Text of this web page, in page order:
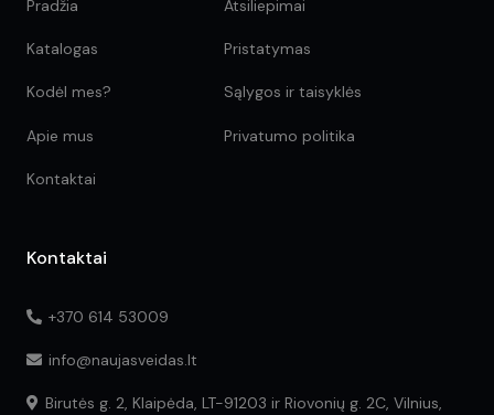
Pradžia
Katalogas
Kodėl mes?
Apie mus
Kontaktai
Atsiliepimai
Pristatymas
Sąlygos ir taisyklės
Privatumo politika
Kontaktai
+370 614 53009
info@naujasveidas.lt
Birutės g. 2, Klaipėda, LT-91203 ir Riovonių g. 2C, Vilnius,